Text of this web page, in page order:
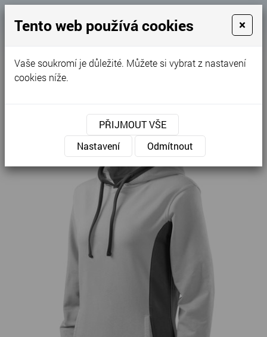
MENU
Dámské » Kangaroo - Mikina dámská 408
Tento web používá cookies ×
Vaše soukromí je důležité. Můžete si vybrat z nastavení
cookies níže.
PŘIJMOUT VŠE
Nastavení
Odmítnout